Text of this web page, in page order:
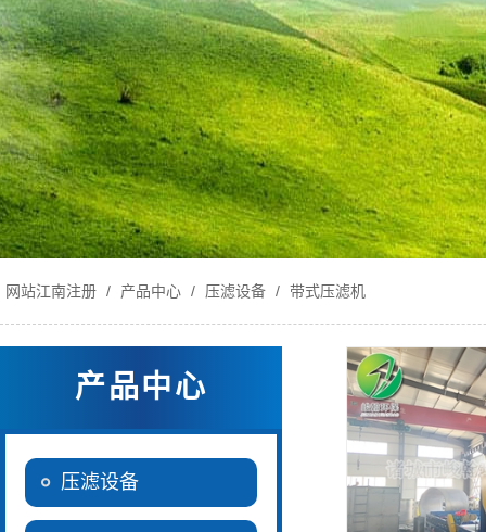
网站江南注册 / 产品中心 / 压滤设备 / 带式压滤机
产品中心
压滤设备